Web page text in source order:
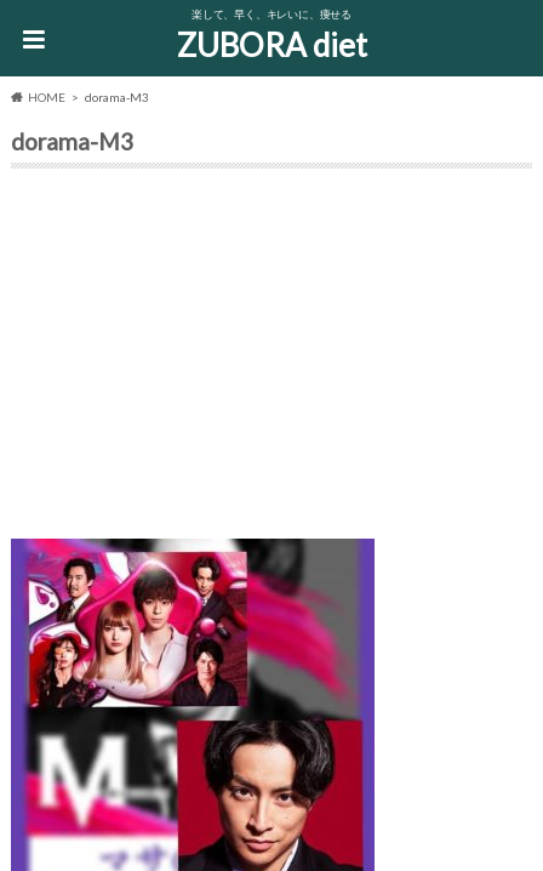
楽して、早く、キレいに、痩せる
ZUBORA diet
HOME dorama-M3
dorama-M3